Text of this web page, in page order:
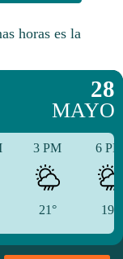
horas es la
28
MAYO
3 PM
21°
6
19°